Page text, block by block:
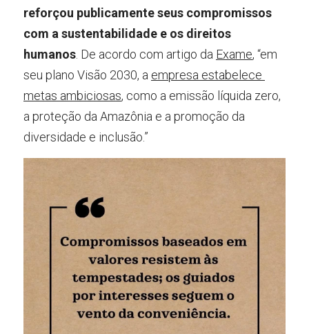
reforçou publicamente seus compromissos
com a sustentabilidade e os direitos
humanos . De acordo com artigo da Exame, “em
seu plano Visão 2030, a empresa estabelece
metas ambiciosas, como a emissão líquida zero,
a proteção da Amazônia e a promoção da
diversidade e inclusão.”